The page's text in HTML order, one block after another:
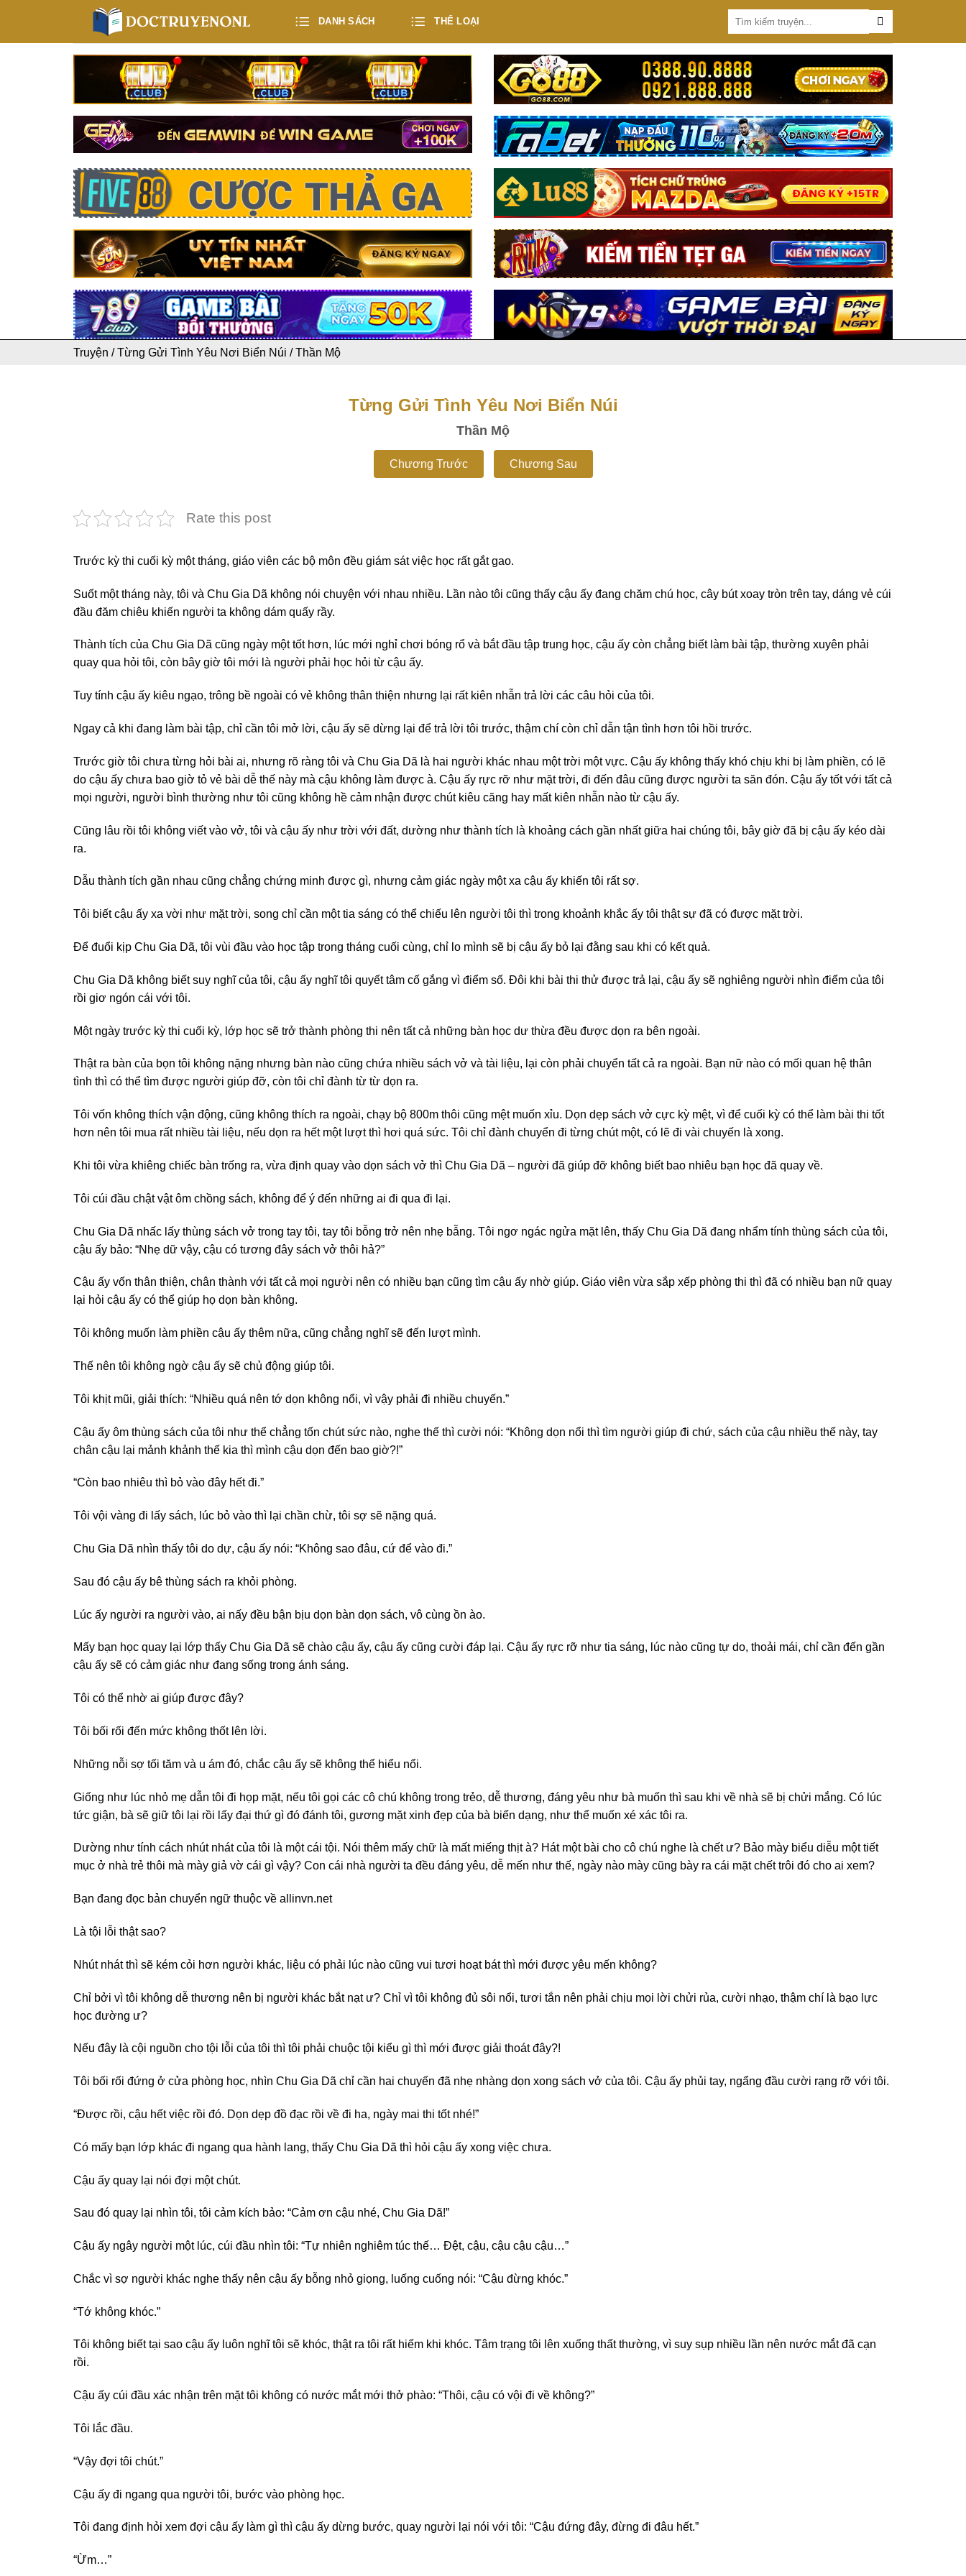
DANH SÁCH THỂ LOẠI
Truyện /Từng Gửi Tình Yêu Nơi Biển Núi /Thần Mộ
Từng Gửi Tình Yêu Nơi Biển Núi
Thần Mộ
Chương Trước Chương Sau
Rate this post
Trước kỳ thi cuối kỳ một tháng, giáo viên các bộ môn đều giám sát việc học rất gắt gao.
Suốt một tháng này, tôi và Chu Gia Dã không nói chuyện với nhau nhiều. Lần nào tôi cũng thấy cậu ấy đang chăm chú học, cây bút xoay tròn trên tay, dáng vẻ cúi
đầu đăm chiêu khiến người ta không dám quấy rầy.
Thành tích của Chu Gia Dã cũng ngày một tốt hơn, lúc mới nghỉ chơi bóng rổ và bắt đầu tập trung học, cậu ấy còn chẳng biết làm bài tập, thường xuyên phải
quay qua hỏi tôi, còn bây giờ tôi mới là người phải học hỏi từ cậu ấy.
Tuy tính cậu ấy kiêu ngạo, trông bề ngoài có vẻ không thân thiện nhưng lại rất kiên nhẫn trả lời các câu hỏi của tôi.
Ngay cả khi đang làm bài tập, chỉ cần tôi mở lời, cậu ấy sẽ dừng lại để trả lời tôi trước, thậm chí còn chỉ dẫn tận tình hơn tôi hồi trước.
Trước giờ tôi chưa từng hỏi bài ai, nhưng rõ ràng tôi và Chu Gia Dã là hai người khác nhau một trời một vực. Cậu ấy không thấy khó chịu khi bị làm phiền, có lẽ
do cậu ấy chưa bao giờ tỏ vẻ bài dễ thế này mà cậu không làm được à. Cậu ấy rực rỡ như mặt trời, đi đến đâu cũng được người ta săn đón. Cậu ấy tốt với tất cả
mọi người, người bình thường như tôi cũng không hề cảm nhận được chút kiêu căng hay mất kiên nhẫn nào từ cậu ấy.
Cũng lâu rồi tôi không viết vào vở, tôi và cậu ấy như trời với đất, dường như thành tích là khoảng cách gần nhất giữa hai chúng tôi, bây giờ đã bị cậu ấy kéo dài
ra.
Dẫu thành tích gần nhau cũng chẳng chứng minh được gì, nhưng cảm giác ngày một xa cậu ấy khiến tôi rất sợ.
Tôi biết cậu ấy xa vời như mặt trời, song chỉ cần một tia sáng có thể chiếu lên người tôi thì trong khoảnh khắc ấy tôi thật sự đã có được mặt trời.
Để đuổi kịp Chu Gia Dã, tôi vùi đầu vào học tập trong tháng cuối cùng, chỉ lo mình sẽ bị cậu ấy bỏ lại đằng sau khi có kết quả.
Chu Gia Dã không biết suy nghĩ của tôi, cậu ấy nghĩ tôi quyết tâm cố gắng vì điểm số. Đôi khi bài thi thử được trả lại, cậu ấy sẽ nghiêng người nhìn điểm của tôi
rồi giơ ngón cái với tôi.
Một ngày trước kỳ thi cuối kỳ, lớp học sẽ trở thành phòng thi nên tất cả những bàn học dư thừa đều được dọn ra bên ngoài.
Thật ra bàn của bọn tôi không nặng nhưng bàn nào cũng chứa nhiều sách vở và tài liệu, lại còn phải chuyển tất cả ra ngoài. Bạn nữ nào có mối quan hệ thân
tình thì có thể tìm được người giúp đỡ, còn tôi chỉ đành từ từ dọn ra.
Tôi vốn không thích vận động, cũng không thích ra ngoài, chạy bộ 800m thôi cũng mệt muốn xỉu. Dọn dẹp sách vở cực kỳ mệt, vì để cuối kỳ có thể làm bài thi tốt
hơn nên tôi mua rất nhiều tài liệu, nếu dọn ra hết một lượt thì hơi quá sức. Tôi chỉ đành chuyển đi từng chút một, có lẽ đi vài chuyến là xong.
Khi tôi vừa khiêng chiếc bàn trống ra, vừa định quay vào dọn sách vở thì Chu Gia Dã – người đã giúp đỡ không biết bao nhiêu bạn học đã quay về.
Tôi cúi đầu chật vật ôm chồng sách, không để ý đến những ai đi qua đi lại.
Chu Gia Dã nhấc lấy thùng sách vở trong tay tôi, tay tôi bỗng trở nên nhẹ bẫng. Tôi ngơ ngác ngửa mặt lên, thấy Chu Gia Dã đang nhẩm tính thùng sách của tôi,
cậu ấy bảo: “Nhẹ dữ vậy, cậu có tương đây sách vở thôi hả?”
Cậu ấy vốn thân thiện, chân thành với tất cả mọi người nên có nhiều bạn cũng tìm cậu ấy nhờ giúp. Giáo viên vừa sắp xếp phòng thi thì đã có nhiều bạn nữ quay
lại hỏi cậu ấy có thể giúp họ dọn bàn không.
Tôi không muốn làm phiền cậu ấy thêm nữa, cũng chẳng nghĩ sẽ đến lượt mình.
Thế nên tôi không ngờ cậu ấy sẽ chủ động giúp tôi.
Tôi khịt mũi, giải thích: “Nhiều quá nên tớ dọn không nổi, vì vậy phải đi nhiều chuyến.”
Cậu ấy ôm thùng sách của tôi như thể chẳng tốn chút sức nào, nghe thế thì cười nói: “Không dọn nổi thì tìm người giúp đi chứ, sách của cậu nhiều thế này, tay
chân cậu lại mảnh khảnh thế kia thì mình cậu dọn đến bao giờ?!”
“Còn bao nhiêu thì bỏ vào đây hết đi.”
Tôi vội vàng đi lấy sách, lúc bỏ vào thì lại chần chừ, tôi sợ sẽ nặng quá.
Chu Gia Dã nhìn thấy tôi do dự, cậu ấy nói: “Không sao đâu, cứ để vào đi.”
Sau đó cậu ấy bê thùng sách ra khỏi phòng.
Lúc ấy người ra người vào, ai nấy đều bận bịu dọn bàn dọn sách, vô cùng ồn ào.
Mấy bạn học quay lại lớp thấy Chu Gia Dã sẽ chào cậu ấy, cậu ấy cũng cười đáp lại. Cậu ấy rực rỡ như tia sáng, lúc nào cũng tự do, thoải mái, chỉ cần đến gần
cậu ấy sẽ có cảm giác như đang sống trong ánh sáng.
Tôi có thể nhờ ai giúp được đây?
Tôi bối rối đến mức không thốt lên lời.
Những nỗi sợ tối tăm và u ám đó, chắc cậu ấy sẽ không thể hiểu nổi.
Giống như lúc nhỏ mẹ dẫn tôi đi họp mặt, nếu tôi gọi các cô chú không trong trẻo, dễ thương, đáng yêu như bà muốn thì sau khi về nhà sẽ bị chửi mắng. Có lúc
tức giận, bà sẽ giữ tôi lại rồi lấy đại thứ gì đó đánh tôi, gương mặt xinh đẹp của bà biến dạng, như thể muốn xé xác tôi ra.
Dường như tính cách nhút nhát của tôi là một cái tội. Nói thêm mấy chữ là mất miếng thịt à? Hát một bài cho cô chú nghe là chết ư? Bảo mày biểu diễu một tiết
mục ở nhà trẻ thôi mà mày giả vờ cái gì vậy? Con cái nhà người ta đều đáng yêu, dễ mến như thế, ngày nào mày cũng bày ra cái mặt chết trôi đó cho ai xem?
Bạn đang đọc bản chuyển ngữ thuộc về allinvn.net
Là tội lỗi thật sao?
Nhút nhát thì sẽ kém cỏi hơn người khác, liệu có phải lúc nào cũng vui tươi hoạt bát thì mới được yêu mến không?
Chỉ bởi vì tôi không dễ thương nên bị người khác bắt nạt ư? Chỉ vì tôi không đủ sôi nổi, tươi tắn nên phải chịu mọi lời chửi rủa, cười nhạo, thậm chí là bạo lực
học đường ư?
Nếu đây là cội nguồn cho tội lỗi của tôi thì tôi phải chuộc tội kiểu gì thì mới được giải thoát đây?!
Tôi bối rối đứng ở cửa phòng học, nhìn Chu Gia Dã chỉ cần hai chuyến đã nhẹ nhàng dọn xong sách vở của tôi. Cậu ấy phủi tay, ngẩng đầu cười rạng rỡ với tôi.
“Được rồi, cậu hết việc rồi đó. Dọn dẹp đồ đạc rồi về đi ha, ngày mai thi tốt nhé!”
Có mấy bạn lớp khác đi ngang qua hành lang, thấy Chu Gia Dã thì hỏi cậu ấy xong việc chưa.
Cậu ấy quay lại nói đợi một chút.
Sau đó quay lại nhìn tôi, tôi cảm kích bảo: “Cảm ơn cậu nhé, Chu Gia Dã!”
Cậu ấy ngây người một lúc, cúi đầu nhìn tôi: “Tự nhiên nghiêm túc thế… Đệt, cậu, cậu cậu cậu…”
Chắc vì sợ người khác nghe thấy nên cậu ấy bỗng nhỏ giọng, luống cuống nói: “Cậu đừng khóc.”
“Tớ không khóc.”
Tôi không biết tại sao cậu ấy luôn nghĩ tôi sẽ khóc, thật ra tôi rất hiếm khi khóc. Tâm trạng tôi lên xuống thất thường, vì suy sụp nhiều lần nên nước mắt đã cạn
rồi.
Cậu ấy cúi đầu xác nhận trên mặt tôi không có nước mắt mới thở phào: “Thôi, cậu có vội đi về không?”
Tôi lắc đầu.
“Vậy đợi tôi chút.”
Cậu ấy đi ngang qua người tôi, bước vào phòng học.
Tôi đang định hỏi xem đợi cậu ấy làm gì thì cậu ấy dừng bước, quay người lại nói với tôi: “Cậu đứng đây, đừng đi đâu hết.”
“Ừm…”